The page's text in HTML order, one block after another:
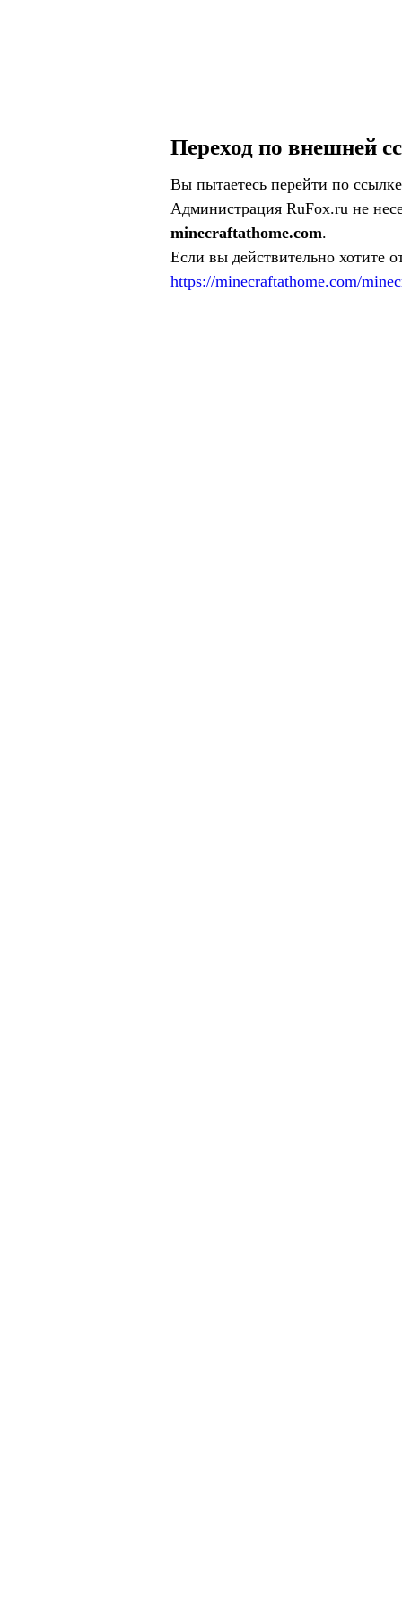
Переход по внешней
Вы пытаетесь перейти по
Администрация RuFox.ru не
minecraftathome.com.
Если вы действительно хотите
https://minecraftathome.com/